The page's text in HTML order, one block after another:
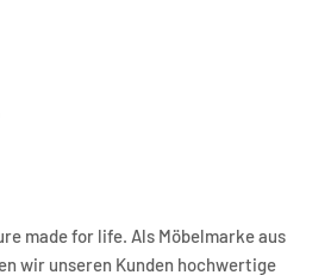
made for life. Als Möbelmarke aus
wir unseren Kunden hochwertige